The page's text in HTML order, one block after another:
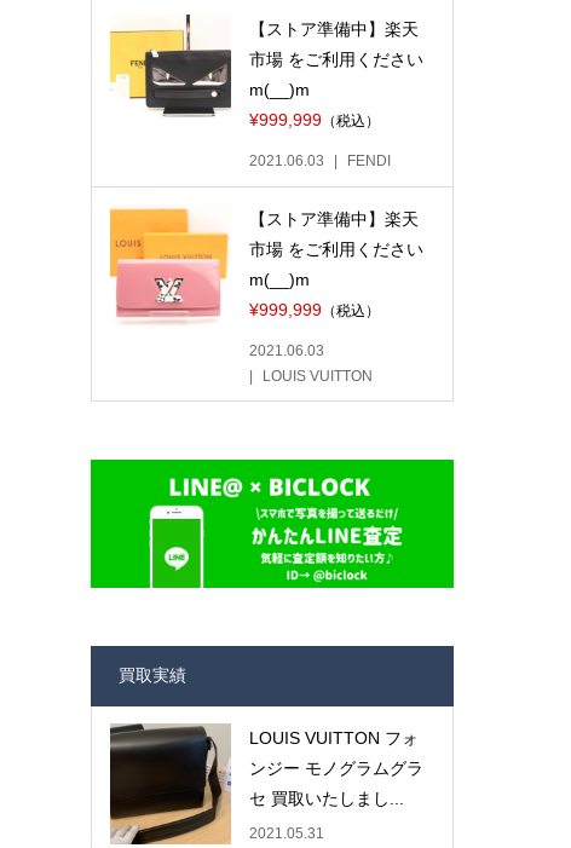
【ストア準備中】楽天
市場 をご利用ください
m(__)m
¥999,999（税込）
2021.06.03 FENDI
【ストア準備中】楽天
市場 をご利用ください
m(__)m
¥999,999（税込）
2021.06.03
LOUIS VUITTON
買取実績
LOUIS VUITTON フォ
ンジー モノグラムグラ
セ 買取いたしまし...
2021.05.31